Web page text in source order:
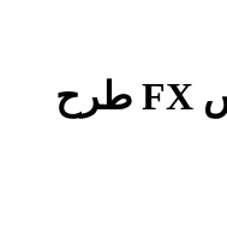
قاب ریموت فونیکس FX طرح